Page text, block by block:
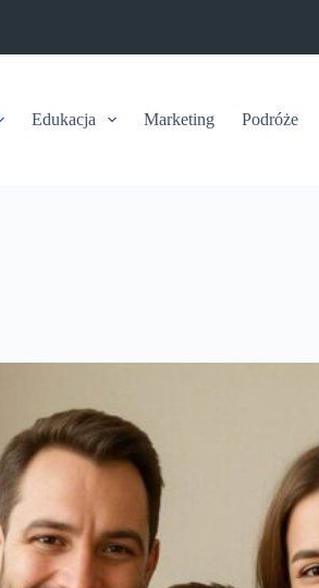
Edukacja Marketing Podróże